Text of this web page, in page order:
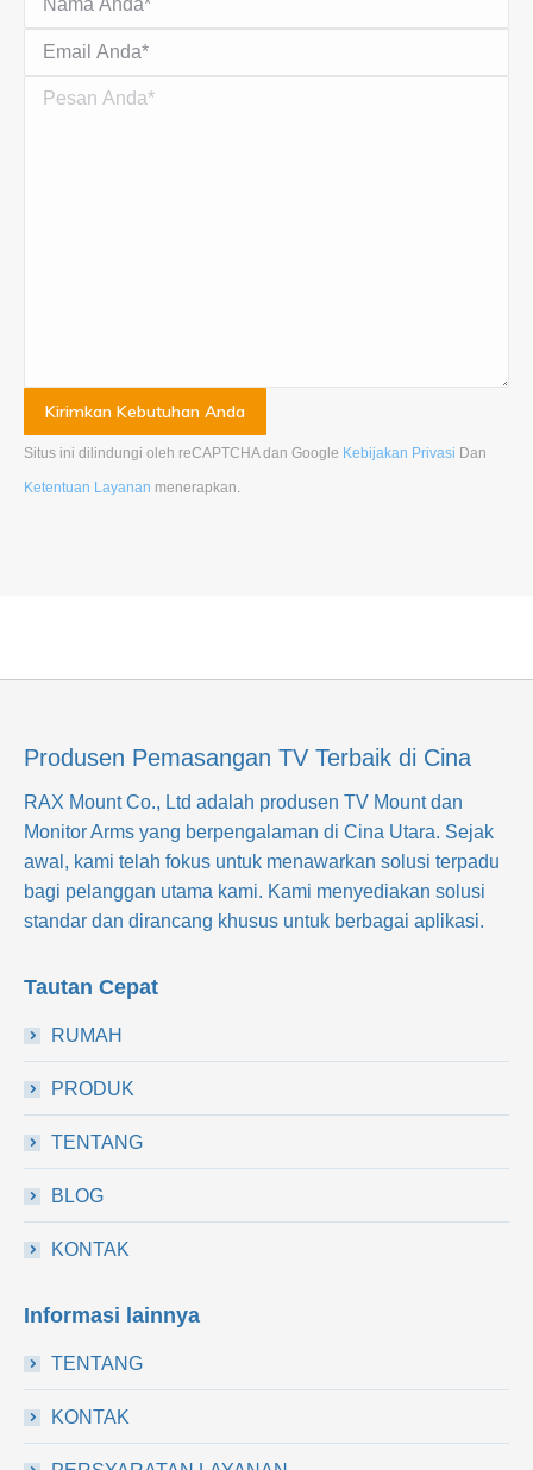
Situs ini dilindungi oleh reCAPTCHA dan Google Kebijakan Privasi Dan
Ketentuan Layanan menerapkan.
Produsen Pemasangan TV Terbaik di Cina
RAX Mount Co., Ltd adalah produsen TV Mount dan
Monitor Arms yang berpengalaman di Cina Utara. Sejak
awal, kami telah fokus untuk menawarkan solusi terpadu
bagi pelanggan utama kami. Kami menyediakan solusi
standar dan dirancang khusus untuk berbagai aplikasi.
Tautan Cepat
RUMAH
PRODUK
TENTANG
BLOG
KONTAK
Informasi lainnya
TENTANG
KONTAK